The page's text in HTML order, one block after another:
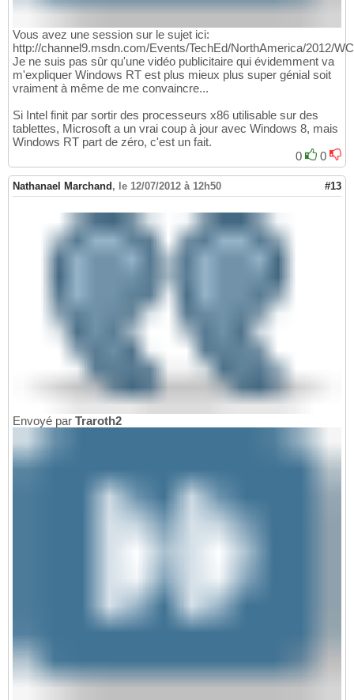
Vous avez une session sur le sujet ici:
http://channel9.msdn.com/Events/TechEd/NorthAmerica/2012/
Je ne suis pas sûr qu'une vidéo publicitaire qui évidemment va
m'expliquer Windows RT est plus mieux plus super génial soit
vraiment à même de me convaincre...
Si Intel finit par sortir des processeurs x86 utilisable sur des
tablettes, Microsoft a un vrai coup à jour avec Windows 8, mais
Windows RT part de zéro, c'est un fait.
0
0
Nathanael Marchand , le 12/07/2012 à 12h50 #13
Envoyé par Traroth2